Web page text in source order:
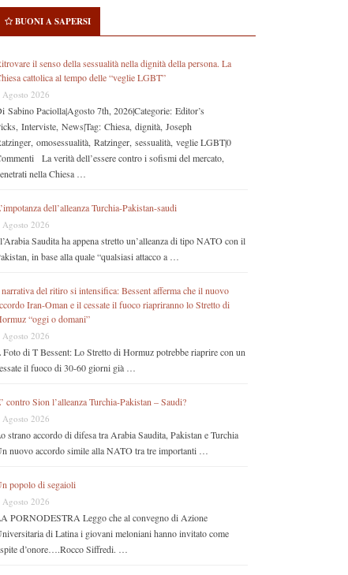
BUONI A SAPERSI
il senso della sessualità nella dignità della persona. La
cattolica al tempo delle “veglie LGBT”
Agosto 2026
Sabino Paciolla|Agosto 7th, 2026|Categorie: Editor’s
Interviste, News|Tag: Chiesa, dignità, Joseph
omosessualità, Ratzinger, sessualità, veglie LGBT|0
La verità dell’essere contro i sofismi del mercato,
nella Chiesa …
dell’alleanza Turchia-Pakistan-saudi
Agosto 2026
Saudita ha appena stretto un’alleanza di tipo NATO con il
in base alla quale “qualsiasi attacco a …
narrativa del ritiro si intensifica: Bessent afferma che il nuovo
Iran-Oman e il cessate il fuoco riapriranno lo Stretto di
“oggi o domani”
Agosto 2026
Foto di T Bessent: Lo Stretto di Hormuz potrebbe riaprire con un
il fuoco di 30-60 giorni già …
contro Sion l’alleanza Turchia-Pakistan – Saudi?
Agosto 2026
strano accordo di difesa tra Arabia Saudita, Pakistan e Turchia
nuovo accordo simile alla NATO tra tre importanti …
popolo di segaioli
Agosto 2026
PORNODESTRA Leggo che al convegno di Azione
di Latina i giovani meloniani hanno invitato come
d’onore….Rocco Siffredi. …